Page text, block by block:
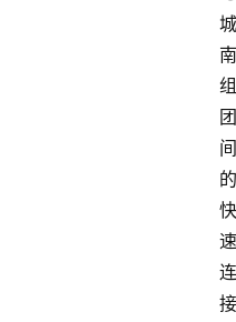
城
南
组
团
间
的
快
速
连
接